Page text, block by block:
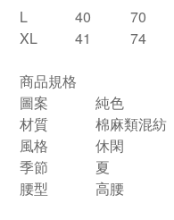
L
40 70
XL
41 74
商品規格
圖案
純色
材質
棉麻類混紡
風格
休閑
季節
夏
腰型
高腰